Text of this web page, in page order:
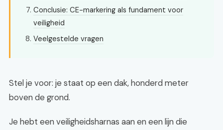
Conclusie: CE-markering als fundament voor
veiligheid
Veelgestelde vragen
Stel je voor: je staat op een dak, honderd meter
boven de grond.
Je hebt een veiligheidsharnas aan en een lijn die